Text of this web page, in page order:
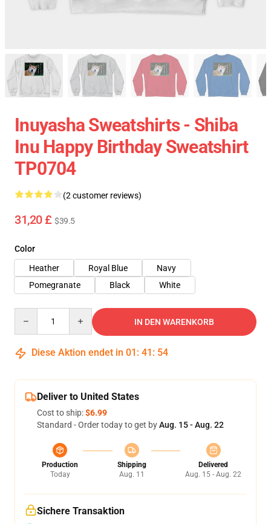
Inuyasha Sweatshirts - Shiba
Inu Happy Birthday Sweatshirt
TP0704
(2 customer reviews)
31,20 £ $39.5
Color
Heather
Royal Blue
Navy
Pomegranate
Black White
IN DEN WARENKORB
Diese Aktion endet in 01 : 41 : 53
Deliver to United States
Cost to ship:$6.99
Standard - Order today to get byAug. 15 - Aug. 22
Production
Today
Shipping
Aug. 11
Delivered
Aug. 15 - Aug. 22
Sichere Transaktion